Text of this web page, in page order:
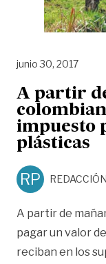
junio 30, 2017
A partir
impuesto
plásticas
RP
A partir de
pagar un valor
reciban en los